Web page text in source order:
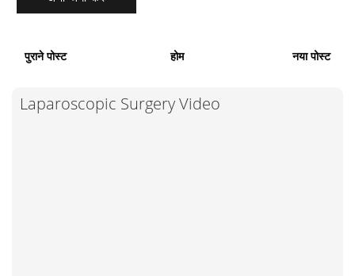
पुराने पोस्ट होम नया पोस्ट
Laparoscopic Surgery Video